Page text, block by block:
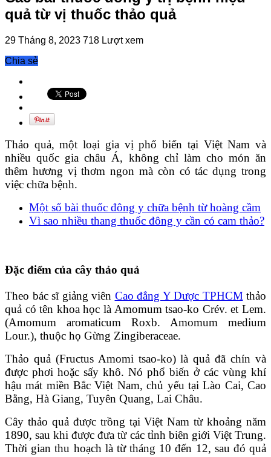
quả từ vị thuốc thảo quả
29 Tháng 8, 2023 718 Lượt xem
Chia sẻ
Thảo quả, một loại gia vị phổ biến tại Việt Nam và
nhiều quốc gia châu Á, không chỉ làm cho món ăn
thêm hương vị thơm ngon mà còn có tác dụng trong
việc chữa bệnh.
Một số bài thuốc đông y chữa bệnh từ hoàng cầm
Vì sao nhiều thang thuốc đông y cần có cam thảo?
Đặc điểm của cây thảo quả
Theo bác sĩ giảng viên Cao đẳng Y Dược TPHCMthảo
quả có tên khoa học là Amomum tsao-ko Crév. et Lem.
(Amomum aromaticum Roxb. Amomum medium
Lour.), thuộc họ Gừng Zingiberaceae.
Thảo quả (Fructus Amomi tsao-ko) là quả đã chín và
được phơi hoặc sấy khô. Nó phổ biến ở các vùng khí
hậu mát miền Bắc Việt Nam, chủ yếu tại Lào Cai, Cao
Bằng, Hà Giang, Tuyên Quang, Lai Châu.
Cây thảo quả được trồng tại Việt Nam từ khoảng năm
1890, sau khi được đưa từ các tỉnh biên giới Việt Trung.
Thời gian thu hoạch là từ tháng 10 đến 12, sau đó quả